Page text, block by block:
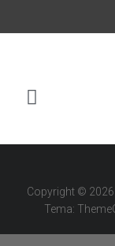
Copyright ©
Tema: